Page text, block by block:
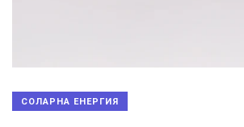
СОЛАРНА ЕНЕРГИЯ